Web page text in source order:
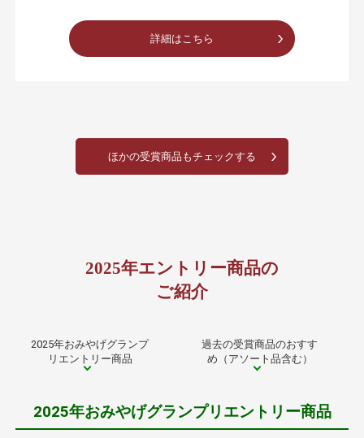
詳細はこちら
ほかの受賞商品もチェックする
2025年エントリー商品の
ご紹介
2025年おみやげグランプ
リエントリー商品
過去の受賞商品のおすす
め（アソート品含む）
2025年おみやげグランプリエントリー商品